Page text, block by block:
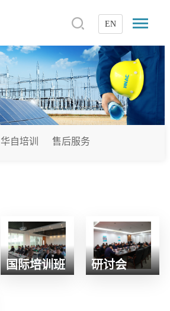
EN
华自培训 售后服务
国际培训班 研讨会